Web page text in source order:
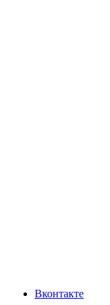
Вконтакте